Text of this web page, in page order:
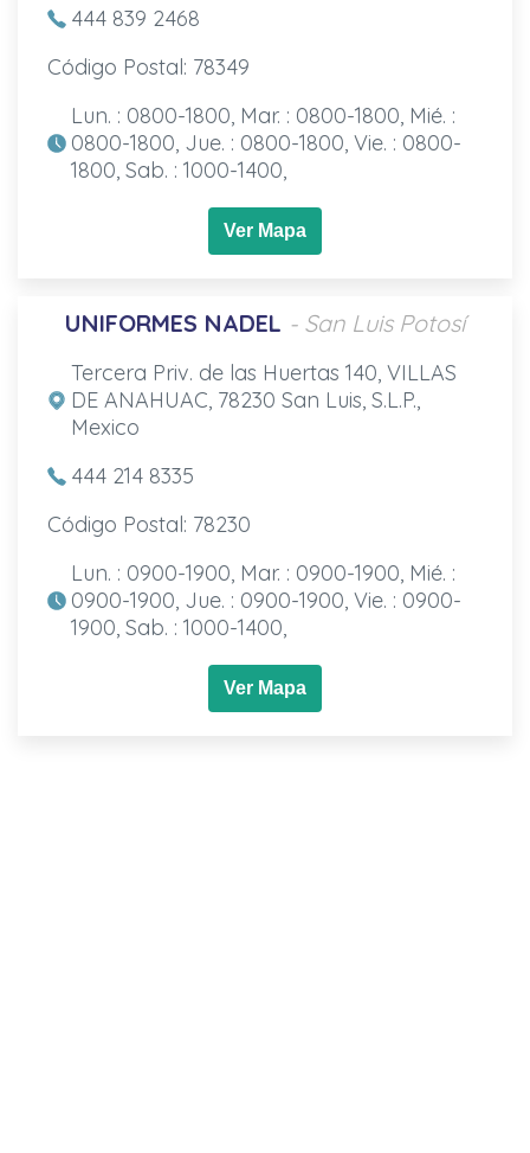
444 839 2468
Código Postal: 78349
Lun. : 0800-1800, Mar. : 0800-1800, Mié. :
0800-1800, Jue. : 0800-1800, Vie. : 0800-
1800, Sab. : 1000-1400,
Ver Mapa
UNIFORMES NADEL - San Luis Potosí
Tercera Priv. de las Huertas 140, VILLAS
DE ANAHUAC, 78230 San Luis, S.L.P.,
Mexico
444 214 8335
Código Postal: 78230
Lun. : 0900-1900, Mar. : 0900-1900, Mié. :
0900-1900, Jue. : 0900-1900, Vie. : 0900-
1900, Sab. : 1000-1400,
Ver Mapa